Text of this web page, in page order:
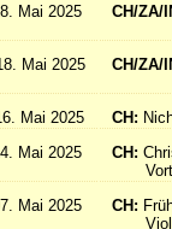
Mai 2025
CH/ZA/
Mai 2025
CH/ZA/
Mai 2025
CH:
Mai 2025
CH:
Mai 2025
CH: